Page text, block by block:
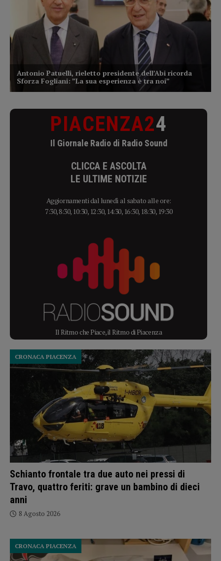
PIACENZA24
Il Giornale Radio di Radio Sound
CLICCA E ASCOLTA
LE ULTIME NOTIZIE
Aggiornamenti dal lunedì al sabato alle ore:
7:30, 8:30, 10:30, 12:30, 14:30, 16:30, 18:30, 19:30
Il Ritmo che Piace, il Ritmo di Piacenza
Schianto frontale tra due auto nei pressi di
Travo, quattro feriti: grave un bambino di dieci
anni
CRONACA PIACENZA
8 Agosto 2026
CRONACA PIACENZA